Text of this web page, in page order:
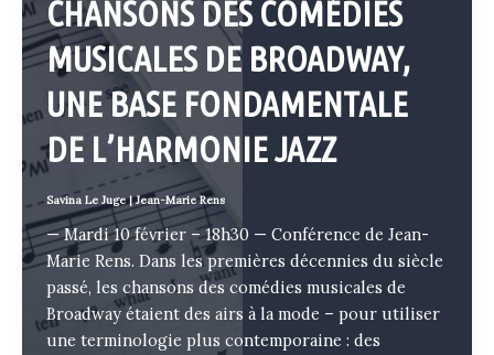
CHANSONS DES COMÉDIES
MUSICALES DE BROADWAY,
UNE BASE FONDAMENTALE
DE L’HARMONIE JAZZ
Savina Le Juge|Jean-Marie Rens
— Mardi 10 février – 18h30 — Conférence de Jean-
Marie Rens. Dans les premières décennies du siècle
passé, les chansons des comédies musicales de
Broadway étaient des airs à la mode – pour utiliser
une terminologie plus contemporaine : des